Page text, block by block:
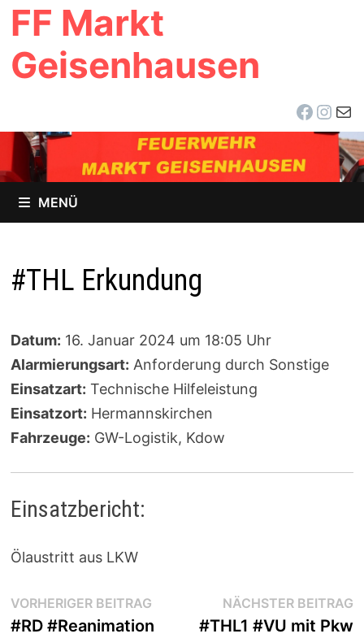
Zum
Inhalt
springen
FF Markt
Geisenhausen
E-
MENÜ
#THL Erkundung
Datum: 16. Januar 2024 um 18:05 Uhr
Alarmierungsart: Anforderung durch Sonstige
Einsatzart: Technische Hilfeleistung
Einsatzort: Hermannskirchen
Fahrzeuge: GW-Logistik, Kdow
Einsatzbericht:
Ölaustritt aus LKW
Beitragsnavigation
VORHERIGER BEITRAGVorheriger
Beitrag:
#RD #Reanimation
NÄCHSTER BEITRAG
#THL1 #VU mit Pkw